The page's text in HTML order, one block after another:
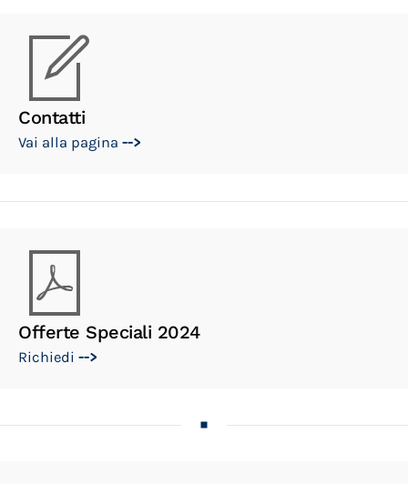
Contatti
Vai alla pagina -->
Offerte Speciali 2024
Richiedi -->